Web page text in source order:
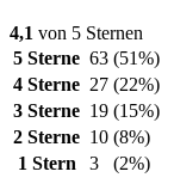
4,1 von 5 Sternen
5 Sterne 63 (51%)
4 Sterne 27 (22%)
3 Sterne 19 (15%)
2 Sterne 10 (8%)
1 Stern
3 (2%)